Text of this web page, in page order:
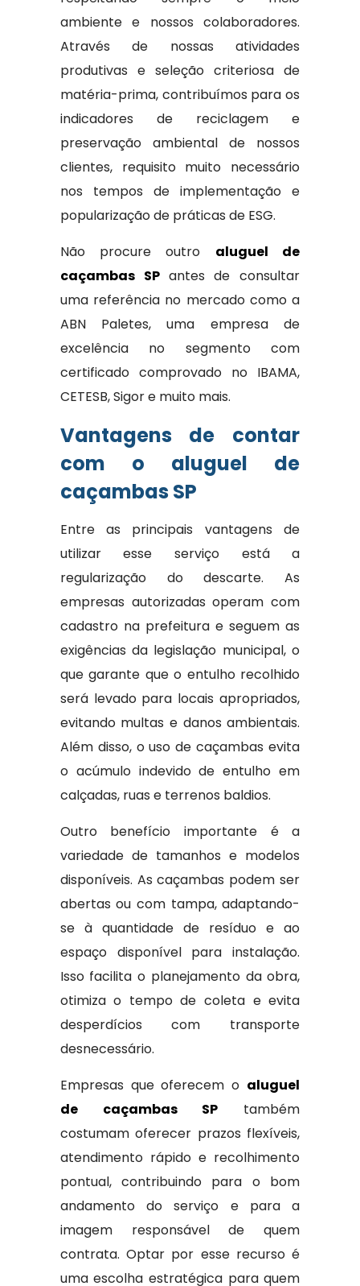
ambiente e nossos colaboradores.
Através de nossas atividades
produtivas e seleção criteriosa de
matéria-prima, contribuímos para os
indicadores de reciclagem e
preservação ambiental de nossos
clientes, requisito muito necessário
nos tempos de implementação e
popularização de práticas de ESG.
Não procure outro aluguel de
caçambas SP antes de consultar
uma referência no mercado como a
ABN Paletes, uma empresa de
excelência no segmento com
certificado comprovado no IBAMA,
CETESB, Sigor e muito mais.
Vantagens de contar
com o aluguel de
caçambas SP
Entre as principais vantagens de
utilizar esse serviço está a
regularização do descarte. As
empresas autorizadas operam com
cadastro na prefeitura e seguem as
exigências da legislação municipal, o
que garante que o entulho recolhido
será levado para locais apropriados,
evitando multas e danos ambientais.
Além disso, o uso de caçambas evita
o acúmulo indevido de entulho em
calçadas, ruas e terrenos baldios.
Outro benefício importante é a
variedade de tamanhos e modelos
disponíveis. As caçambas podem ser
abertas ou com tampa, adaptando-
se à quantidade de resíduo e ao
espaço disponível para instalação.
Isso facilita o planejamento da obra,
otimiza o tempo de coleta e evita
desperdícios com transporte
desnecessário.
Empresas que oferecem o aluguel
de caçambas SP também
costumam oferecer prazos flexíveis,
atendimento rápido e recolhimento
pontual, contribuindo para o bom
andamento do serviço e para a
imagem responsável de quem
contrata. Optar por esse recurso é
uma escolha estratégica para quem